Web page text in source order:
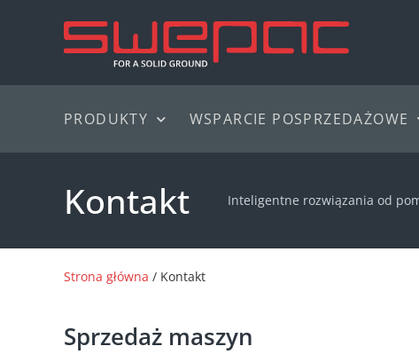
PRODUKTY WSPARCIE POSPRZEDAŻOWE
Kontakt Inteligentne rozwiązania od
Strona główna / Kontakt
Sprzedaż maszyn